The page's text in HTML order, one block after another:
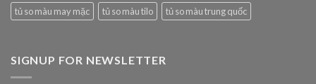
tủ so màu may mặc
tủ so màu tilo tủ so màu trung quốc
SIGNUP FOR NEWSLETTER